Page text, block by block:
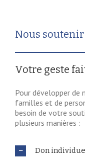
Nous soutenir
Votre geste
Pour développer de
familles et de
besoin de votre
plusieurs manières :
Don